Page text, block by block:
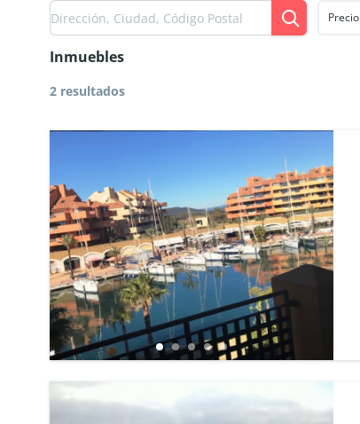
Precio
Inmuebles
2 resultados